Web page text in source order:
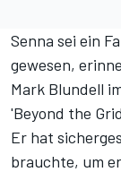
Senna sei ein
gewesen,
Mark Blundell
'Beyond the
Er hat
brauchte, um